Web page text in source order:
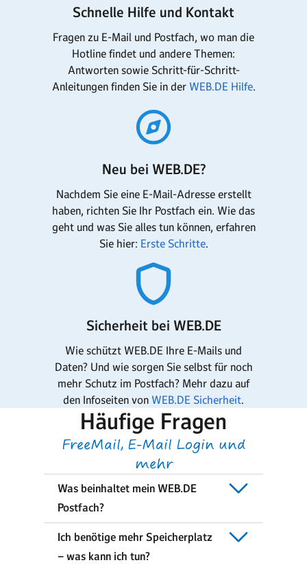
Schnelle Hilfe und Kontakt
Fragen zu E-Mail und Postfach, wo man die
Hotline findet und andere Themen:
Antworten sowie Schritt-für-Schritt-
Anleitungen finden Sie in der WEB.DE Hilfe.
Neu bei WEB.DE?
Nachdem Sie eine E-Mail-Adresse erstellt
haben, richten Sie Ihr Postfach ein. Wie das
geht und was Sie alles tun können, erfahren
Sie hier: Erste Schritte.
Sicherheit bei WEB.DE
Wie schützt WEB.DE Ihre E-Mails und
Daten? Und wie sorgen Sie selbst für noch
mehr Schutz im Postfach? Mehr dazu auf
den Infoseiten von WEB.DE Sicherheit.
Häufige Fragen
FreeMail, E-Mail Login und
mehr
Was beinhaltet mein WEB.DE
Postfach?
Ich benötige mehr Speicherplatz
– was kann ich tun?